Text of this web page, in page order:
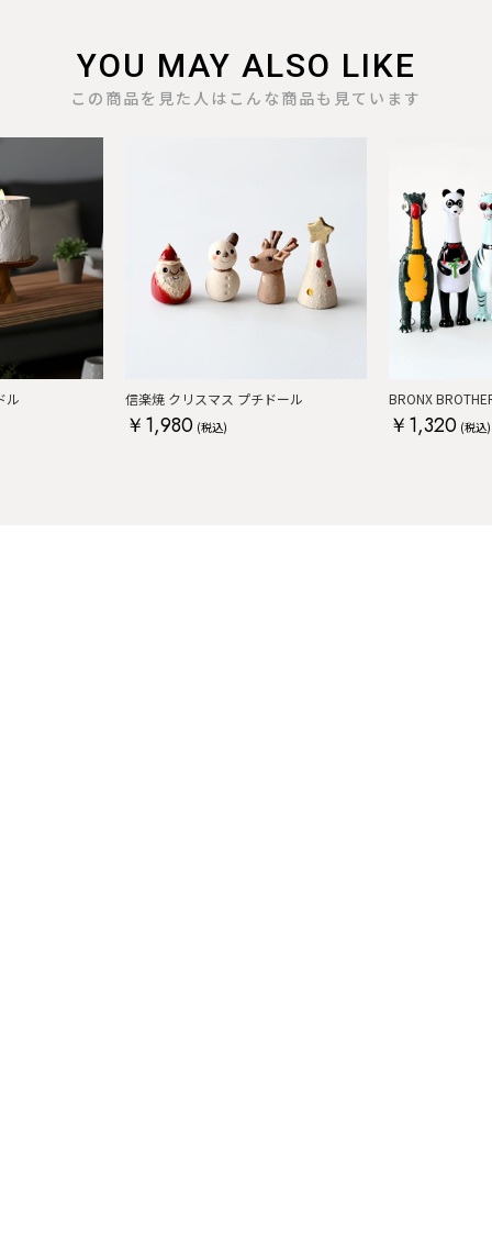
YOU MAY ALSO LIKE
この商品を見た人はこんな商品も見ています
ル 信楽焼 クリスマス プチドール
￥1,980 (税込) ￥1,320 (税込)